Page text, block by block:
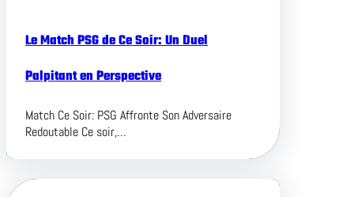
Le Match PSG de Ce Soir: Un Duel
Palpitant en Perspective
Match Ce Soir: PSG Affronte Son Adversaire
Redoutable Ce soir,…